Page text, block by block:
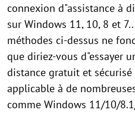
connexion d"assistance à
sur Windows 11, 10, 8 et
méthodes ci-dessus ne
que diriez-vous d"essayer
distance gratuit et sécurisé
applicable à de
comme Windows 11/10/